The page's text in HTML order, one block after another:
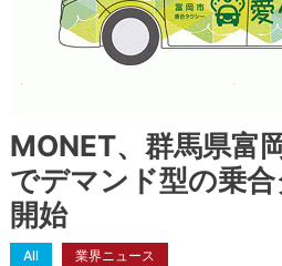
MONET、群馬県富
でデマンド型の乗
開始
All 業界ニュース